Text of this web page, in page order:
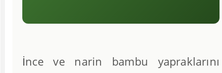
İnce ve narin bambu yapraklarını